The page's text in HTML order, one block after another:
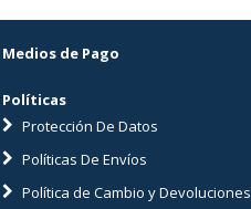
Medios de Pago
Políticas
Protección De Datos
Políticas De Envíos
Política de Cambio y Devoluciones